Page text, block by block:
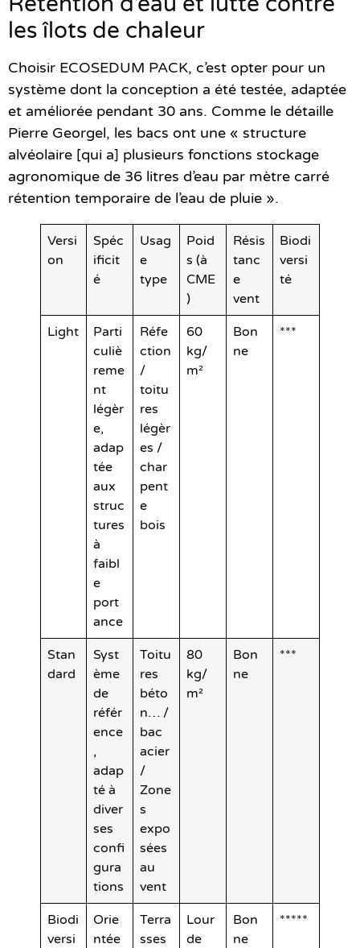
les îlots de chaleur
Choisir ECOSEDUM PACK, c’est opter pour un
système dont la conception a été testée, adaptée
et améliorée pendant 30 ans. Comme le détaille
Pierre Georgel, les bacs ont une « structure
alvéolaire [qui a] plusieurs fonctions stockage
agronomique de 36 litres d’eau par mètre carré
rétention temporaire de l’eau de pluie ».
Versi
on
Spéc
ificit
é
Usag
e
type
Poid
s (à
CME
)
Résis
tanc
e
vent
Biodi
versi
té
Light
Parti
culiè
reme
nt
légèr
e,
adap
tée
aux
struc
tures
à
faibl
e
port
ance
Réfe
ction
/
toitu
res
légèr
es /
char
pent
e
bois
60
kg/
m²
Bon
ne
***
Stan
dard
Syst
ème
de
référ
ence
,
adap
té à
diver
ses
confi
gura
tions
Toitu
res
béto
n… /
bac
acier
/
Zone
s
expo
sées
au
vent
80
kg/
m²
Bon
ne
***
Biodi
versi
Orie
ntée
Terra
sses
Lour
de
Bon
ne
*****